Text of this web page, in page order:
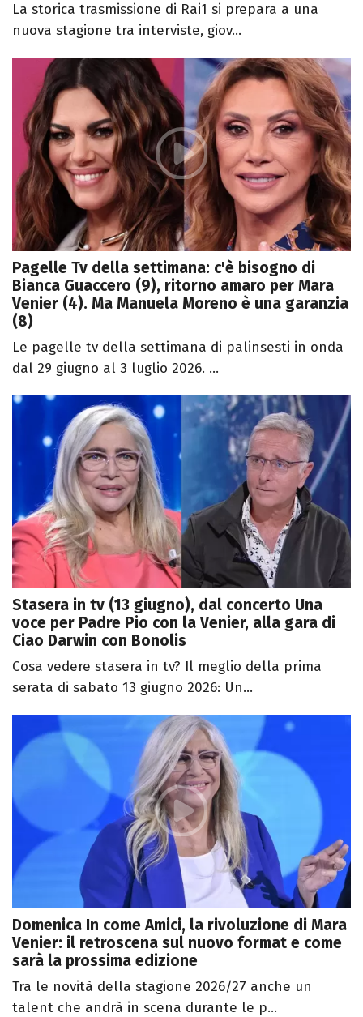
La storica trasmissione di Rai1 si prepara a una
nuova stagione tra interviste, giov...
Pagelle Tv della settimana: c'è bisogno di
Bianca Guaccero (9), ritorno amaro per Mara
Venier (4). Ma Manuela Moreno è una garanzia
(8)
Le pagelle tv della settimana di palinsesti in onda
dal 29 giugno al 3 luglio 2026. ...
Stasera in tv (13 giugno), dal concerto Una
voce per Padre Pio con la Venier, alla gara di
Ciao Darwin con Bonolis
Cosa vedere stasera in tv? Il meglio della prima
serata di sabato 13 giugno 2026: Un...
Domenica In come Amici, la rivoluzione di Mara
Venier: il retroscena sul nuovo format e come
sarà la prossima edizione
Tra le novità della stagione 2026/27 anche un
talent che andrà in scena durante le p...